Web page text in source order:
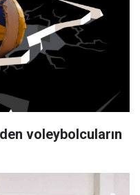
voleybolcuların